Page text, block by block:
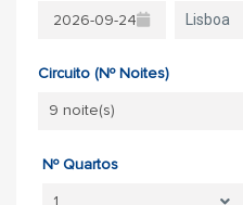
Lisboa
Circuito (Nº Noites)
Nº Quartos